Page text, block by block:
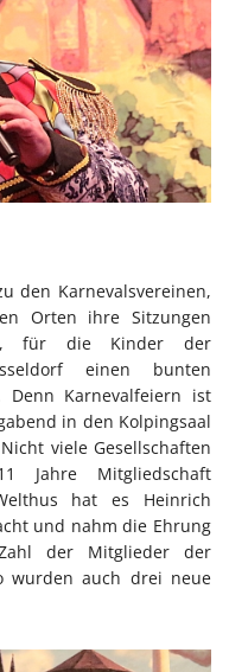
den Karnevalsvereinen,
Orten ihre Sitzungen
für die Kinder der
einen bunten
Denn Karnevalfeiern ist
in den Kolpingsaal
viele Gesellschaften
Mitgliedschaft
hat es Heinrich
und nahm die Ehrung
der Mitglieder der
wurden auch drei neue